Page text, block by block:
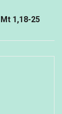
1,18-25